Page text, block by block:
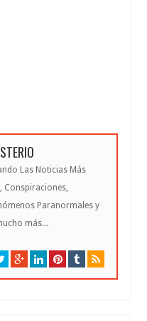
Las Noticias Más
Conspiraciones,
Paranormales y
más...